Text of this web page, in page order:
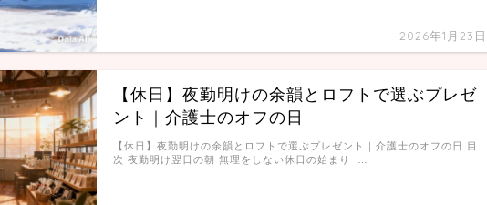
2026年1月23日
【休日】夜勤明けの余韻とロフトで選ぶプレゼ
ント｜介護士のオフの日
【休日】夜勤明けの余韻とロフトで選ぶプレゼント｜介護士のオフの日 目
次 夜勤明け翌日の朝 無理をしない休日の始まり …